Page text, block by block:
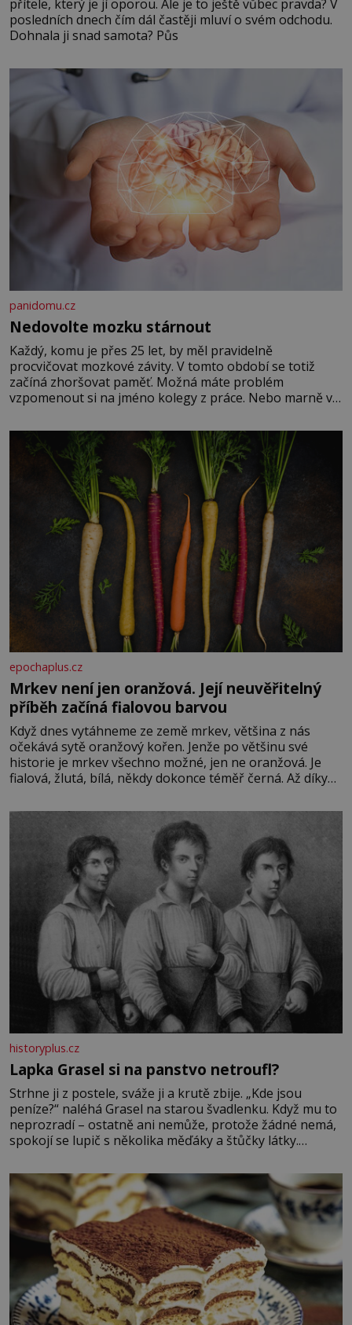
přítele, který je jí oporou. Ale je to ještě vůbec pravda? V
posledních dnech čím dál častěji mluví o svém odchodu.
Dohnala ji snad samota? Půs
panidomu.cz
Nedovolte mozku stárnout
Každý, komu je přes 25 let, by měl pravidelně
procvičovat mozkové závity. V tomto období se totiž
začíná zhoršovat paměť. Možná máte problém
vzpomenout si na jméno kolegy z práce. Nebo marně v
Je to opravdu tak, s věkem jako kdyby se paměť
rozhodla stávkovat. Cvičte
epochaplus.cz
Mrkev není jen oranžová. Její neuvěřitelný
příběh začíná fialovou barvou
Když dnes vytáhneme ze země mrkev, většina z nás
očekává sytě oranžový kořen. Jenže po většinu své
historie je mrkev všechno možné, jen ne oranžová. Je
fialová, žlutá, bílá, někdy dokonce téměř černá. Až díky
bez které si českou zahradu ani nedokážeme představit.
historyplus.cz
Lapka Grasel si na panstvo netroufl?
Strhne ji z postele, sváže ji a krutě zbije. „Kde jsou
peníze?“ naléhá Grasel na starou švadlenku. Když mu to
neprozradí – ostatně ani nemůže, protože žádné nemá,
spokojí se lupič s několika měďáky a štůčky látky.
krutý. Jeho činy budí hrůzu ještě dlouho po jeho smrti